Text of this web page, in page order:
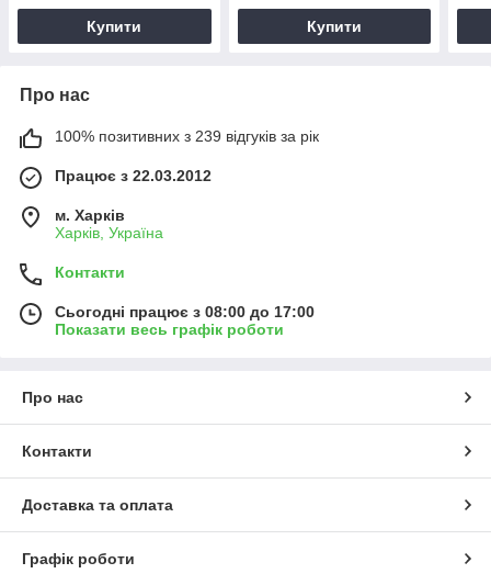
Купити Купити
Про нас
100% позитивних з 239 відгуків за рік
Працює з 22.03.2012
м. Харків
Харків, Україна
Контакти
Сьогодні працює з 08:00 до 17:00
Показати весь графік роботи
Про нас
Контакти
Доставка та оплата
Графік роботи